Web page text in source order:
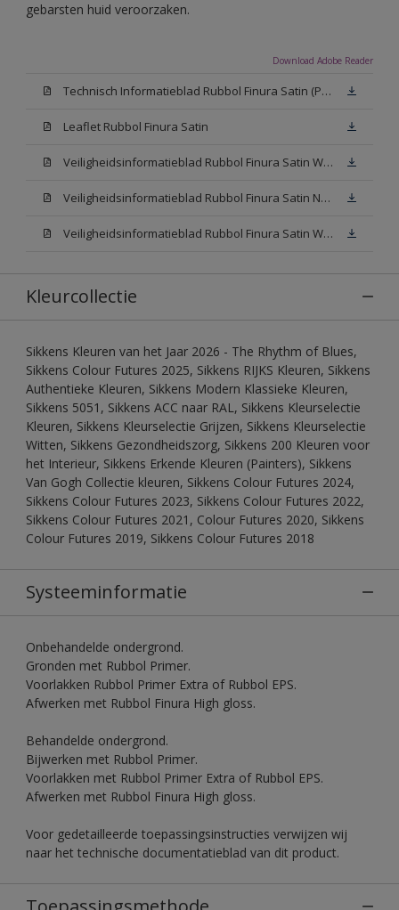
gebarsten huid veroorzaken.
Download Adobe Reader
Technisch Informatieblad Rubbol Finura Satin (PDF)
Leaflet Rubbol Finura Satin
Veiligheidsinformatieblad Rubbol Finura Satin W05 (MSDS)
Veiligheidsinformatieblad Rubbol Finura Satin N00 (MSDS)
Veiligheidsinformatieblad Rubbol Finura Satin White (MSDS)
Kleurcollectie
Sikkens Kleuren van het Jaar 2026 - The Rhythm of Blues,
Sikkens Colour Futures 2025, Sikkens RIJKS Kleuren, Sikkens
Authentieke Kleuren, Sikkens Modern Klassieke Kleuren,
Sikkens 5051, Sikkens ACC naar RAL, Sikkens Kleurselectie
Kleuren, Sikkens Kleurselectie Grijzen, Sikkens Kleurselectie
Witten, Sikkens Gezondheidszorg, Sikkens 200 Kleuren voor
het Interieur, Sikkens Erkende Kleuren (Painters), Sikkens
Van Gogh Collectie kleuren, Sikkens Colour Futures 2024,
Sikkens Colour Futures 2023, Sikkens Colour Futures 2022,
Sikkens Colour Futures 2021, Colour Futures 2020, Sikkens
Colour Futures 2019, Sikkens Colour Futures 2018
Systeeminformatie
Onbehandelde ondergrond.
Gronden met Rubbol Primer.
Voorlakken Rubbol Primer Extra of Rubbol EPS.
Afwerken met Rubbol Finura High gloss.
Behandelde ondergrond.
Bijwerken met Rubbol Primer.
Voorlakken met Rubbol Primer Extra of Rubbol EPS.
Afwerken met Rubbol Finura High gloss.
Voor gedetailleerde toepassingsinstructies verwijzen wij
naar het technische documentatieblad van dit product.